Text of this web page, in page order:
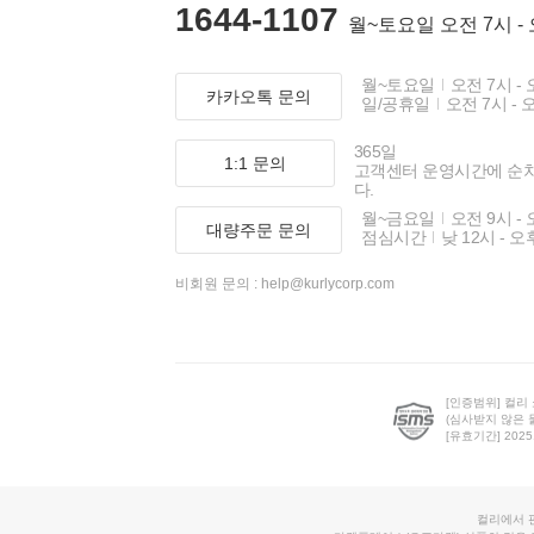
1644-1107 월~토요일 오전 7시 -
카카오톡 문의
월~토요일
오전 7시 -
일/공휴일
오전 7시 -
1:1 문의
365일
고객센터 운영시간에 순
다.
대량주문 문의
월~금요일
오전 9시 -
점심시간
낮 12시 - 오
비회원 문의 : help@kurlycorp.com
[인증범위] 컬리
(심사받지 않은
[유효기간]
컬리에서